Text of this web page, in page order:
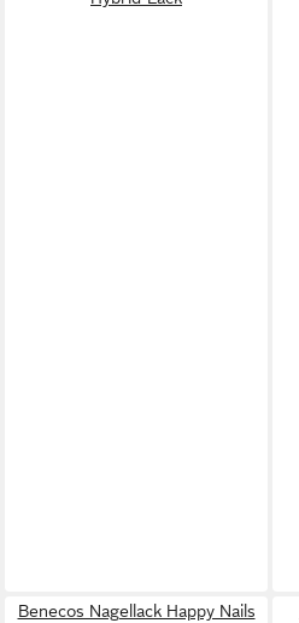
Benecos Nagellack Happy Nails